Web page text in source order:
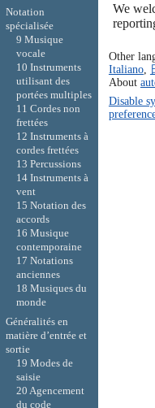
We
Other
Italiano,
About
Disable
Notation
spécialisée
9 Musique
vocale
10 Instruments
utilisant des
portées multiples
11 Cordes non
frettées
12 Instruments à
cordes frettées
13 Percussions
14 Instruments à
vent
15 Notation des
accords
16 Musique
contemporaine
17 Notations
anciennes
18 Musiques du
monde
Généralités en
matière d’entrée et
sortie
19 Modes de
saisie
20 Agencement
du code